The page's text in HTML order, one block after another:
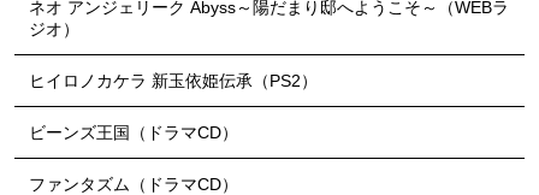
ネオ アンジェリーク Abyss～陽だまり邸へようこそ～（WEBラ
ジオ）
ヒイロノカケラ 新玉依姫伝承（PS2）
ビーンズ王国（ドラマCD）
ファンタズム（ドラマCD）